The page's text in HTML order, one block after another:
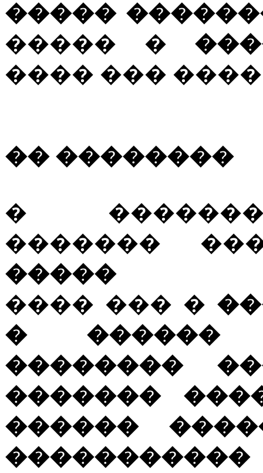
�����
����� �
���� ���
�� ��������
�
�������
�����
���� ��� �
� ������
��������
�������
������